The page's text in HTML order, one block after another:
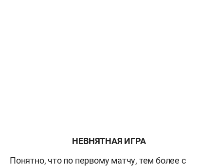
НЕВНЯТНАЯ ИГРА
Понятно, что по первому матчу, тем более с